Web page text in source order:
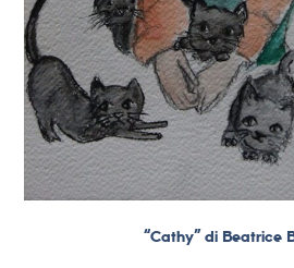
“Cathy” di Beatrice